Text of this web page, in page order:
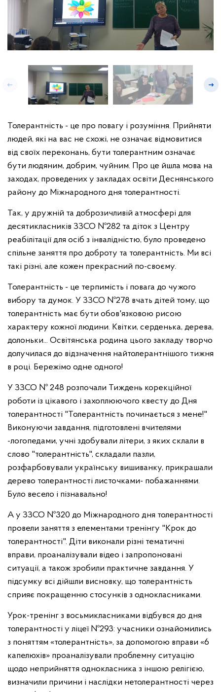
Толерантність - це про повагу і розуміння. Прийняти
людей, які на вас не схожі, не означає відмовитися
від своїх переконань, бути толерантним означає
бути людяним, добрим, чуйним. Про це йшла мова на
заходах, проведених у закладах освіти Деснянського
району до Міжнародного дня толерантності.
Так, у дружній та доброзичливій атмосфері для
десятикласників ЗЗСО №282 та діток з Центру
реабілітації для осіб з інвалідністю, було проведено
спільне заняття про доброту та толерантність. Ми всі
такі різні, але кожен прекрасний по-своєму.
Толерантність - це терпимість і повага до чужого
вибору та думок. У ЗЗСО №278 вчать дітей тому, що
толерантність має бути обов'язковою рисою
характеру кожної людини. Квітки, серденька, дерева,
долоньки... Освітянська родина цього закладу творчо
долучилася до відзначення найтолерантнішого тижня
в році. Бережімо одне одного!
У ЗЗСО № 248 розпочали Тиждень корекційної
роботи із цікавого і захоплюючого квесту до Дня
толерантності "Толерантність починається з мене!"
Виконуючи завдання, підготовлені вчителями
-логопедами, учні здобували літери, з яких склали в
слово "толерантність", складали пазли,
розфарбовували українську вишиванку, прикрашали
дерево толерантності листочками- побажаннями.
Було весело і пізнавально!
А у ЗЗСО №320 до Міжнародного дня толерантності
провели заняття з елементами тренінгу "Крок до
толерантності". Діти виконали різні тематичні
вправи, проаналізували відео і запропоновані
ситуації, а також зробили практичне завдання. У
підсумку всі дійшли висновку, що толерантність
сприяє покращенню стосунків з однокласниками.
Урок-тренінг з восьмикласниками відбувся до дня
толерантності у ліцеї №293: учасники ознайомились
з поняттям «толерантність», за допомогою вправи «6
капелюхів» проаналізували проблемну ситуацію
щодо неприйняття однокласника з іншою релігією,
визначили причини і наслідки нетолерантності через